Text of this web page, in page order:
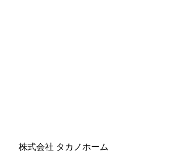
株式会社 タカノホーム